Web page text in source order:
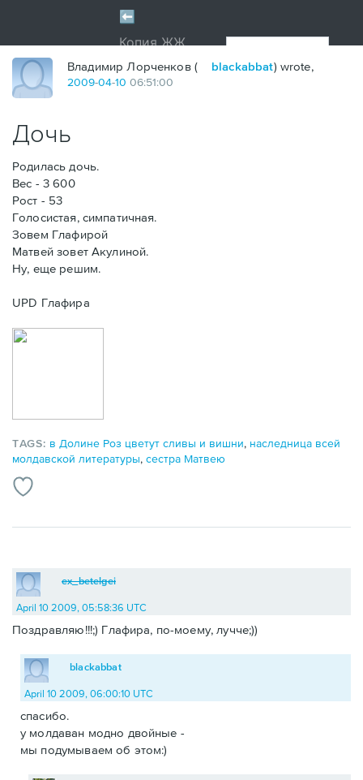
Владимир Лорченков ( blackabbat) wrote,
2009-04-10 06:51:00
Дочь
Родилась дочь.
Вес - 3 600
Рост - 53
Голосистая, симпатичная.
Зовем Глафирой
Матвей зовет Акулиной.
Ну, еще решим.
UPD Глафира
TAGS: в Долине Роз цветут сливы и вишни, наследница всей
молдавской литературы, сестра Матвею
ex_betelgei
April 10 2009, 05:58:36 UTC
Поздравляю!!!;) Глафира, по-моему, лучче;))
blackabbat
April 10 2009, 06:00:10 UTC
спасибо.
у молдаван модно двойные -
мы подумываем об этом:)